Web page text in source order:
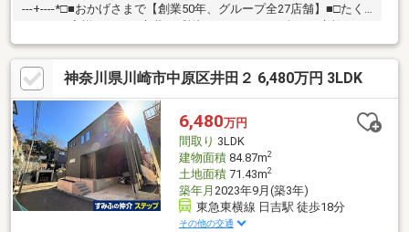
---+----*□■おかげさまで【創業50年、グループ全27店舗】■□たく
家探しをお約束します。お家探しを始めてみようと思われたらま
ずは、お気軽に東宝ハウス新横浜に相談してみませんか？何も決
まっていなくて大丈夫！まずはお客様の夢をお聞かせください！
「行って良かったね」と思っていただけるように、スタッフ一同
【夢に人に住まいに本気です！】お客様のお問合せをお待ちして
おります☆
神奈川県川崎市中原区井田２ 6,480万円 3LDK
6,480万円
間取り 3LDK
建物面積84.87m2
土地面積71.43m2
築年月 2023年9月(築3年)
東急東横線 日吉駅 徒歩18分
その他の交通